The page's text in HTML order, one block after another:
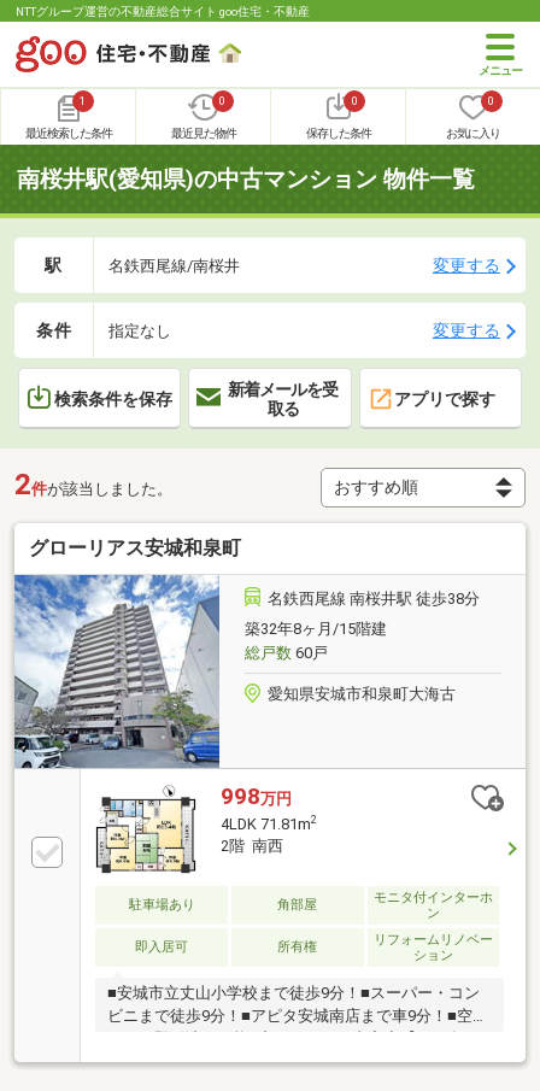
NTTグループ運営の不動産総合サイト goo住宅・不動産
1
最近検索した条件
0
最近見た物件
0
保存した条件
0
お気に入り
南桜井駅(愛知県)の中古マンション 物件一覧
駅 名鉄西尾線/南桜井 変更する
条件 指定なし 変更する
検索条件を保存
新着メールを受
取る
アプリで探す
2件が該当しました。
グローリアス安城和泉町
名鉄西尾線 南桜井駅 徒歩38分
築32年8ヶ月/15階建
総戸数60戸
愛知県安城市和泉町大海古
998万円
4LDK 71.81m2
2階 南西
駐車場あり 角部屋
モニタ付インターホ
ン
即入居可 所有権
リフォームリノベー
ション
■安城市立丈山小学校まで徒歩9分！■スーパー・コン
ビニまで徒歩9分！■アピタ安城南店まで車9分！■空家
につき即引渡し可能♪◇リフォーム内容◇【2019年07
月】クロス張替(全室)、クッションフロア張替(トイ